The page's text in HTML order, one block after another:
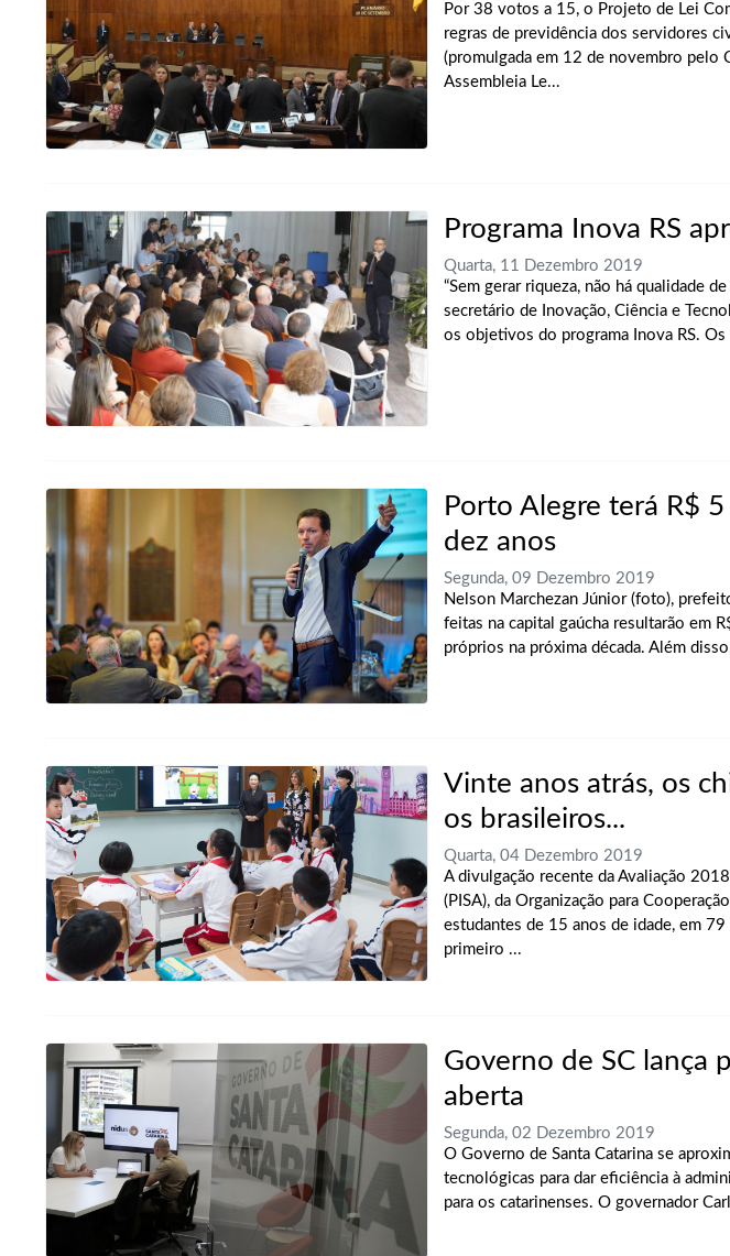
Por 38 votos a 15, o Projeto de Lei
regras de previdência dos servidores
(promulgada em 12 de novembro pelo
Assembleia Le...
Programa Inova RS
Quarta, 11 Dezembro 2019
“Sem gerar riqueza, não há qualidade
secretário de Inovação, Ciência e
os objetivos do programa Inova RS.
Porto Alegre terá R$
dez anos
Segunda, 09 Dezembro 2019
Nelson Marchezan Júnior (foto),
feitas na capital gaúcha resultarão em
próprios na próxima década. Além
Vinte anos atrás, os
os brasileiros...
Quarta, 04 Dezembro 2019
A divulgação recente da Avaliação
(PISA), da Organização para
estudantes de 15 anos de idade, em
primeiro ...
Governo de SC lança
aberta
Segunda, 02 Dezembro 2019
O Governo de Santa Catarina se
tecnológicas para dar eficiência à
para os catarinenses. O governador